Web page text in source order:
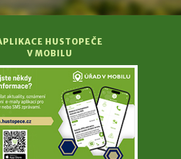
HUSTOPEČE
V MOBILU